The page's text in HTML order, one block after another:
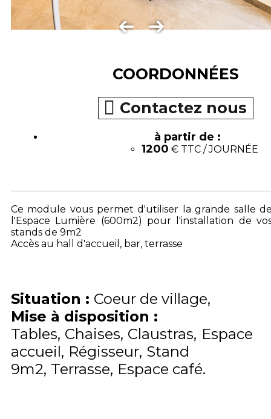
COORDONNÉES
Contactez nous
à partir de :
1200 € TTC / JOURNÉE
Ce module vous permet d'utiliser la grande salle
l'Espace Lumière (600m2) pour l'installation de
stands de 9m2
Accès au hall d'accueil, bar, terrasse
Situation : Coeur de village
Mise à disposition :
Tables Chaises Claustras Espace
accueil Régisseur Stand
9m2 Terrasse Espace café